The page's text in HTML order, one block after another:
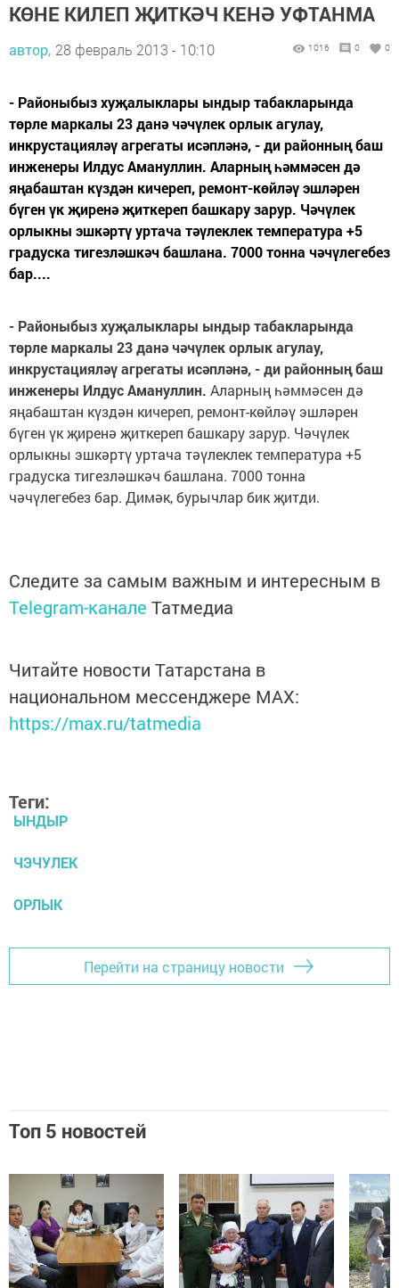
КӨНЕ КИЛЕП ҖИТКӘЧ КЕНӘ УФТАНМА
автор, 28 февраль 2013 - 10:10 1016 0 0
- Районыбыз хуҗалыклары ындыр табакларында
төрле маркалы 23 данә чәчүлек орлык агулау,
инкрустацияләү агрегаты исәпләнә, - ди районның баш
инженеры Илдус Амануллин. Аларның һәммәсен дә
яңабаштан күздән кичереп, ремонт-көйләү эшләрен
бүген үк җиренә җиткереп башкару зарур. Чәчүлек
орлыкны эшкәртү уртача тәүлеклек температура +5
градуска тигезләшкәч башлана. 7000 тонна чәчүлегебез
бар....
- Районыбыз хуҗалыклары ындыр табакларында
төрле маркалы 23 данәчәчүлек орлык агулау,
инкрустацияләүагрегаты исәпләнә, - ди районныңбаш
инженеры Илдус Амануллин. Аларның һәммәсен дә
яңабаштан күздән кичереп, ремонт-көйләү эшләрен
бүген үк җиренә җиткереп башкару зарур. Чәчүлек
орлыкны эшкәртү уртача тәүлеклек температура +5
градуска тигезләшкәч башлана. 7000 тонна
чәчүлегебез бар. Димәк, бурычлар бик җитди.
Следите за самым важным и интересным в
Telegram-канале Татмедиа
Читайте новости Татарстана в
национальном мессенджере MАХ:
https://max.ru/tatmedia
Теги:
ЫНДЫР
ЧЭЧУЛЕК
ОРЛЫК
Перейти на страницу новости
Топ 5 новостей